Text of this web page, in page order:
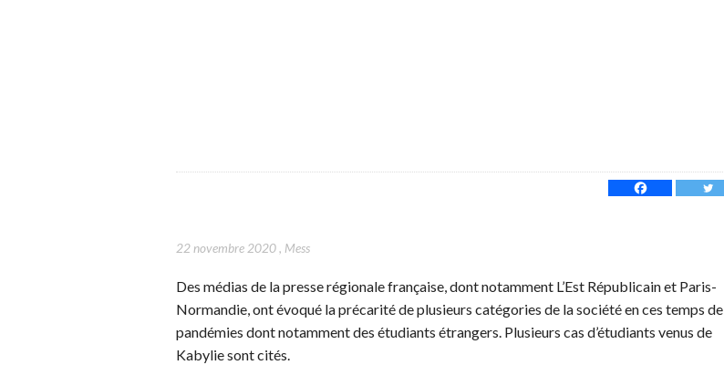
22 novembre 2020, Mess
Des médias de la presse régionale française, dont notamment L’Est Républicain et Paris-
Normandie, ont évoqué la précarité de plusieurs catégories de la société en ces temps de
pandémies dont notamment des étudiants étrangers. Plusieurs cas d’étudiants venus de
Kabylie sont cités.